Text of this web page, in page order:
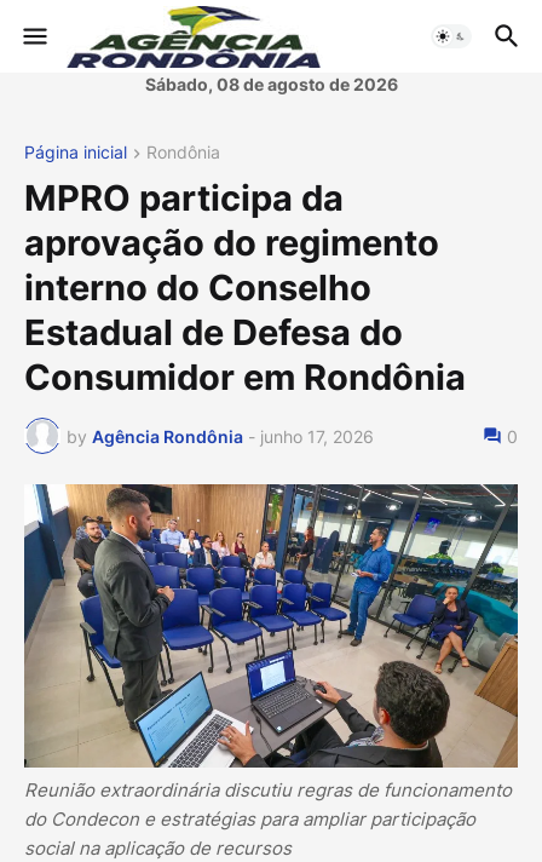
Sábado, 08 de agosto de 2026
Página inicial Rondônia
MPRO participa da
aprovação do regimento
interno do Conselho
Estadual de Defesa do
Consumidor em Rondônia
by Agência Rondônia - junho 17, 2026 0
Reunião extraordinária discutiu regras de funcionamento
do Condecon e estratégias para ampliar participação
social na aplicação de recursos